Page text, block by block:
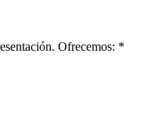
Ofrecemos: *